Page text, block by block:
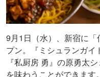
9月1日（水）、新宿に
プン。『ミシュランガイ
『私厨房 勇』の原勇太
を味わうことができます。